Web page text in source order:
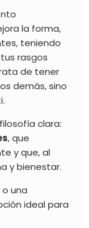
la forma,
teniendo
rasgos
de tener
demás, sino
clara:
, que
y que, al
y bienestar.
una
ideal para